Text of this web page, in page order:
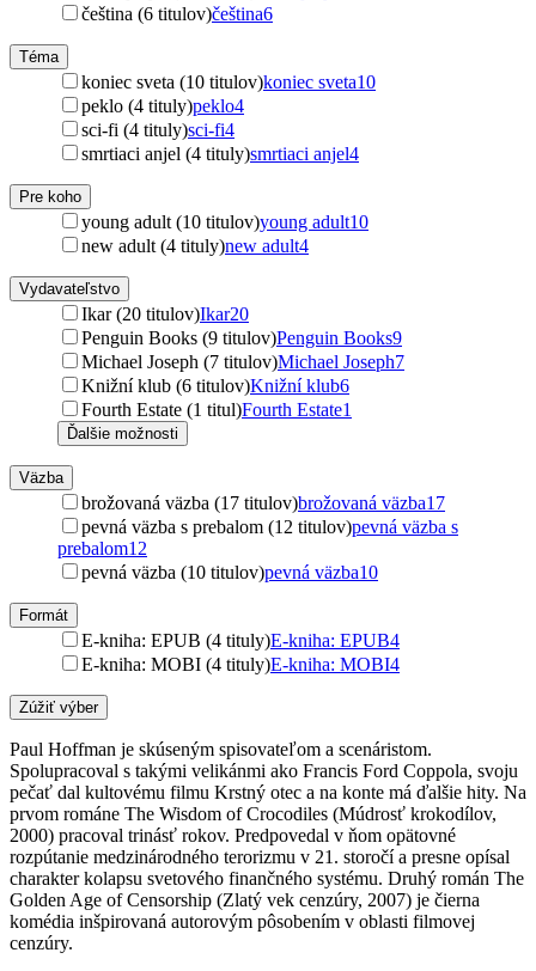
čeština (6 titulov)čeština6
Téma
koniec sveta (10 titulov)koniec sveta10
peklo (4 tituly)peklo4
sci-fi (4 tituly)sci-fi4
smrtiaci anjel (4 tituly)smrtiaci anjel4
Pre koho
young adult (10 titulov)young adult10
new adult (4 tituly)new adult4
Vydavateľstvo
Ikar (20 titulov)Ikar20
Penguin Books (9 titulov)Penguin Books9
Michael Joseph (7 titulov)Michael Joseph7
Knižní klub (6 titulov)Knižní klub6
Fourth Estate (1 titul)Fourth Estate1
Ďalšie možnosti
Väzba
brožovaná väzba (17 titulov)brožovaná väzba17
pevná väzba s prebalom (12 titulov)pevná väzba s
prebalom12
pevná väzba (10 titulov)pevná väzba10
Formát
E-kniha: EPUB (4 tituly)E-kniha: EPUB4
E-kniha: MOBI (4 tituly)E-kniha: MOBI4
Zúžiť výber
Paul Hoffman je skúseným spisovateľom a scenáristom.
Spolupracoval s takými velikánmi ako Francis Ford Coppola, svoju
pečať dal kultovému filmu Krstný otec a na konte má ďalšie hity. Na
prvom románe The Wisdom of Crocodiles (Múdrosť krokodílov,
2000) pracoval trinásť rokov. Predpovedal v ňom opätovné
rozpútanie medzinárodného terorizmu v 21. storočí a presne opísal
charakter kolapsu svetového finančného systému. Druhý román The
Golden Age of Censorship (Zlatý vek cenzúry, 2007) je čierna
komédia inšpirovaná autorovým pôsobením v oblasti filmovej
cenzúry.